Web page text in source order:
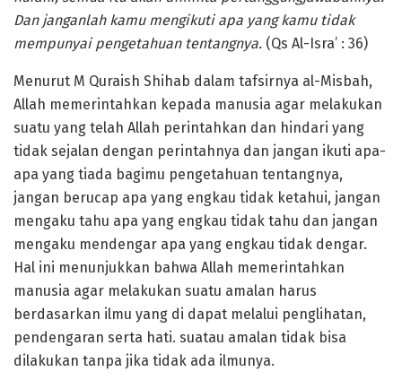
Dan janganlah kamu mengikuti apa yang kamu tidak
mempunyai pengetahuan tentangnya. (Qs Al-Isra’ : 36)
Menurut M Quraish Shihab dalam tafsirnya al-Misbah,
Allah memerintahkan kepada manusia agar melakukan
suatu yang telah Allah perintahkan dan hindari yang
tidak sejalan dengan perintahnya dan jangan ikuti apa-
apa yang tiada bagimu pengetahuan tentangnya,
jangan berucap apa yang engkau tidak ketahui, jangan
mengaku tahu apa yang engkau tidak tahu dan jangan
mengaku mendengar apa yang engkau tidak dengar.
Hal ini menunjukkan bahwa Allah memerintahkan
manusia agar melakukan suatu amalan harus
berdasarkan ilmu yang di dapat melalui penglihatan,
pendengaran serta hati. suatau amalan tidak bisa
dilakukan tanpa jika tidak ada ilmunya.